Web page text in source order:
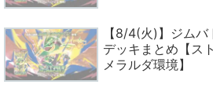
【8/4(火)】ジムバ
デッキまとめ【ス
メラルダ環境】